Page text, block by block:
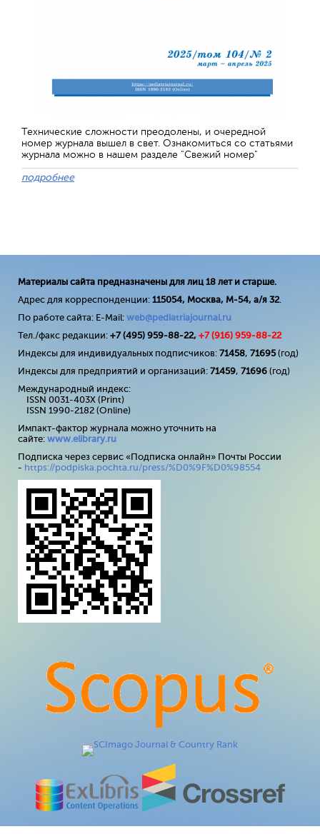
Технические сложности преодолены, и очередной
номер журнала вышел в свет. Ознакомиться со статьями
журнала можно в нашем разделе "Свежий номер"
подробнее
Материалы сайта предназначены для лиц 18 лет и старше.
Адрес для корреспонденции: 115054, Москва, М-54, а/я 32.
По работе сайта: E-Mail: web@pediatriajournal.ru
Тел./факс редакции: +7 (495) 959-88-22, +7 (916) 959-88-22
Индексы для индивидуальных подписчиков: 71458, 71695(год)
Индексы для предприятий и организаций: 71459, 71696 (год)
Международный индекс:
ISSN 0031-403X (Print)
ISSN 1990-2182 (Online)
Импакт-фактор журнала можно уточнить на
сайте: www.elibrary.ru
Подписка через сервис «Подписка онлайн» Почты России
- https://podpiska.pochta.ru/press/%D0%9F%D0%98554